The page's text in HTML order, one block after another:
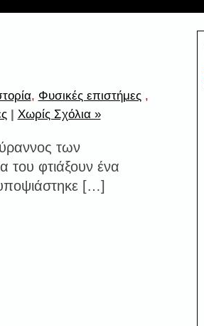
, Φυσικές επιστήμες,
Χωρίς Σχόλια »
των
του φτιάξουν ένα
[…]